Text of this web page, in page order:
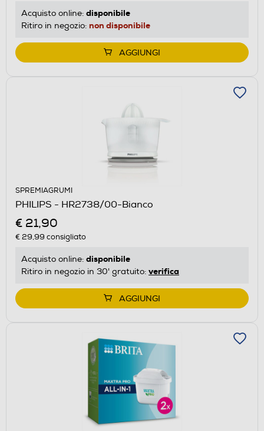
Acquisto online: disponibile
Ritiro in negozio: non disponibile
AGGIUNGI
SPREMIAGRUMI
PHILIPS - HR2738/00-Bianco
€ 21,90
€ 29,99 consigliato
Acquisto online: disponibile
Ritiro in negozio in 30' gratuito: verifica
AGGIUNGI